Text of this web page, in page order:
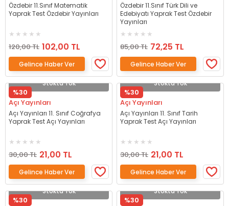
Özdebir 11.Sınıf Matematik
Yaprak Test Özdebir Yayınları
120,00 TL 102,00 TL
Gelince Haber Ver
Özdebir 11.Sınıf Türk Dili ve
Edebiyatı Yaprak Test Özdebir
Yayınları
85,00 TL 72,25 TL
Gelince Haber Ver
Stokta Yok
%30
Açı Yayınları
Açı Yayınları 11. Sınıf Coğrafya
Yaprak Test Açı Yayınları
30,00 TL 21,00 TL
Gelince Haber Ver
Stokta Yok
%30
Açı Yayınları
Açı Yayınları 11. Sınıf Tarih
Yaprak Test Açı Yayınları
30,00 TL 21,00 TL
Gelince Haber Ver
Stokta Yok
%30
Stokta Yok
%30